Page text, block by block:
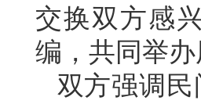
交换双方感
编，共同举
双方强调